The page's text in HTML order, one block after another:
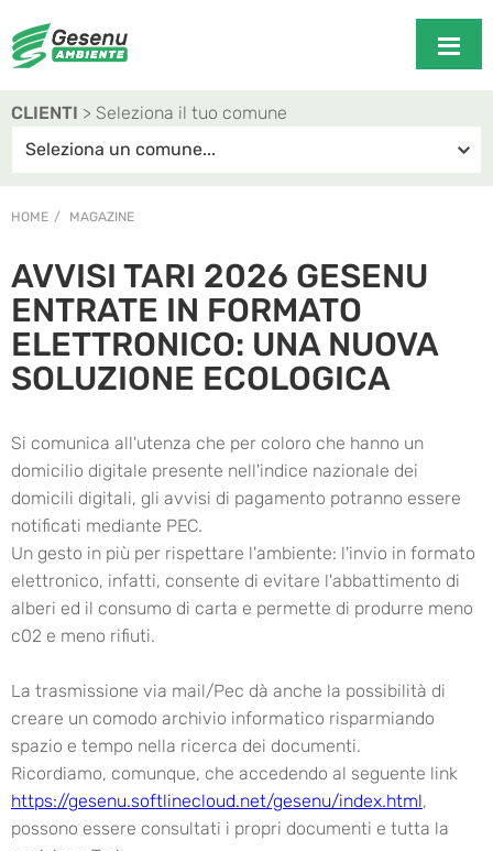
CLIENTI > Seleziona il tuo comune
HOME MAGAZINE
AVVISI TARI 2026 GESENU
ENTRATE IN FORMATO
ELETTRONICO: UNA NUOVA
SOLUZIONE ECOLOGICA
Si comunica all'utenza che per coloro che hanno un
domicilio digitale presente nell'indice nazionale dei
domicili digitali, gli avvisi di pagamento potranno essere
notificati mediante PEC.
Un gesto in più per rispettare l'ambiente: l'invio in formato
elettronico, infatti, consente di evitare l'abbattimento di
alberi ed il consumo di carta e permette di produrre meno
c02 e meno rifiuti.
La trasmissione via mail/Pec dà anche la possibilità di
creare un comodo archivio informatico risparmiando
spazio e tempo nella ricerca dei documenti.
Ricordiamo, comunque, che accedendo al seguente link
https://gesenu.softlinecloud.net/gesenu/index.html,
possono essere consultati i propri documenti e tutta la